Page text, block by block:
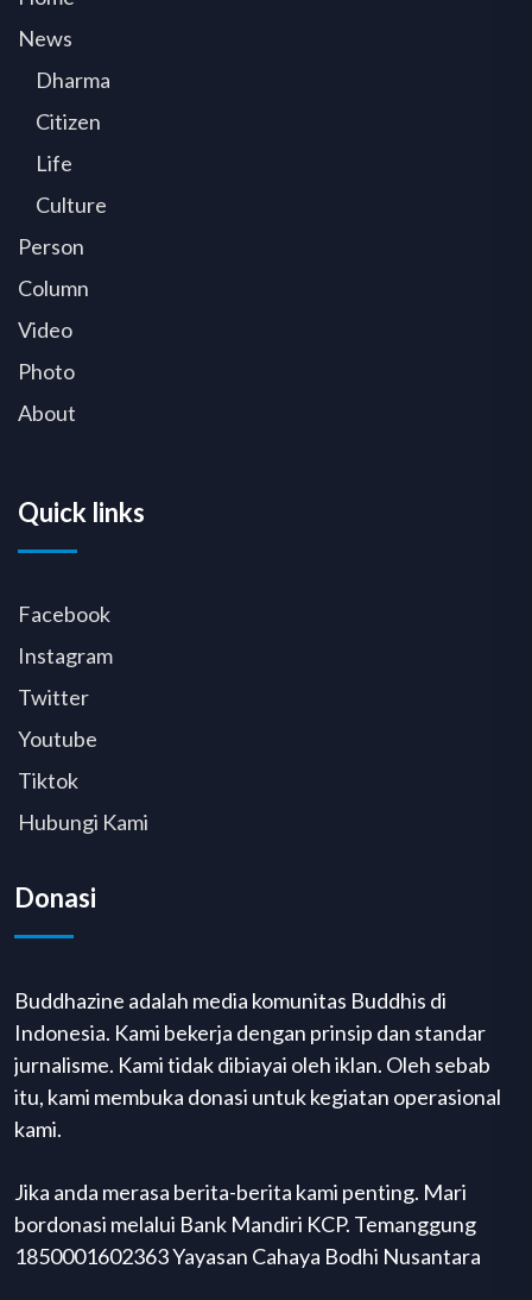
News
Dharma
Citizen
Life
Culture
Person
Column
Video
Photo
About
Quick links
Facebook
Instagram
Twitter
Youtube
Tiktok
Hubungi Kami
Donasi
Buddhazine adalah media komunitas Buddhis di
Indonesia. Kami bekerja dengan prinsip dan standar
jurnalisme. Kami tidak dibiayai oleh iklan. Oleh sebab
itu, kami membuka donasi untuk kegiatan operasional
kami.
Jika anda merasa berita-berita kami penting. Mari
bordonasi melalui Bank Mandiri KCP. Temanggung
1850001602363 Yayasan Cahaya Bodhi Nusantara